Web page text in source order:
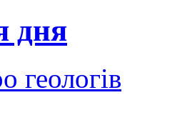
дня
геологів